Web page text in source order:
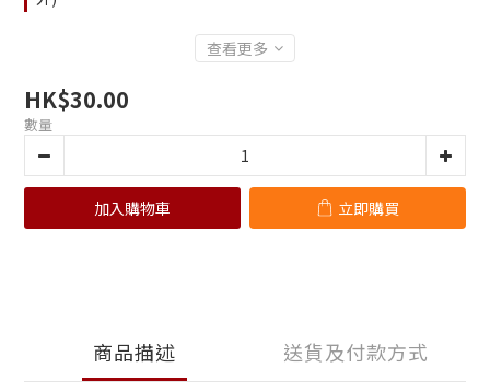
查看更多
HK$30.00
數量
加入購物車 立即購買
商品描述 送貨及付款方式